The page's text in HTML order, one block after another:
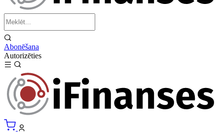
Abonēšana
Autorizēties